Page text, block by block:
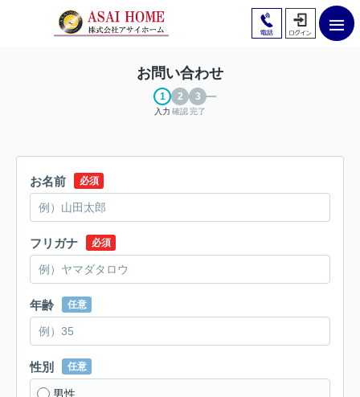
お問い合わせ
入力 確認完了
お名前 必須
フリガナ 必須
年齢 任意
性別 任意
男性